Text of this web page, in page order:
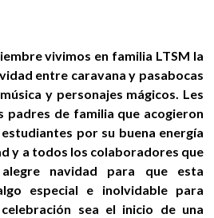
vivimos en familia LTSM la
entre caravana y pasabocas
y personajes mágicos. Les
padres de familia que acogieron
por su buena energía
y a todos los colaboradores que
navidad para que esta
especial e inolvidable para
sea el inicio de una